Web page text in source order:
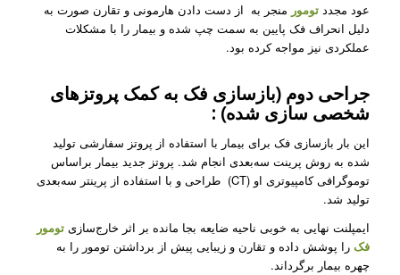
عود مجدد تومور منجر به از دست دادن هارمونی و تقارن صورت به
دلیل انحراف فک پایین به سمت چپ شده و بیمار را با مشکلات
عملکردی نیز مواجه کرده بود.
جراحی دوم (بازسازی فک به کمک پروتزهای
شخصی سازی شده) :
این بار بازسازی فک برای بیمار با استفاده از پروتز سفارشی تولید
شده به روش پرینت سه‌بعدی انجام شد. پروتز جدید بیمار براساس
توموگرافی کامپیوتری او (CT) طراحی و با استفاده از پرینتر سه‌بعدی
تولید شد.
ایمپلنت نهایی به خوبی ناحیه ضایعه بجا مانده بر اثر خارج‌سازی تومور
فکرا پوشش داده و تقارن و زیبایی پیش از برداشتن تومور را به
چهره بیمار برگرداند.